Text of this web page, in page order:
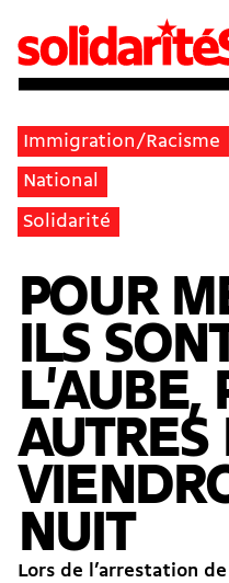
Immigration/Racisme
National
Solidarité
POUR
ILS
L'AUBE,
AUTRES
NUIT
Lors de l’arrestation